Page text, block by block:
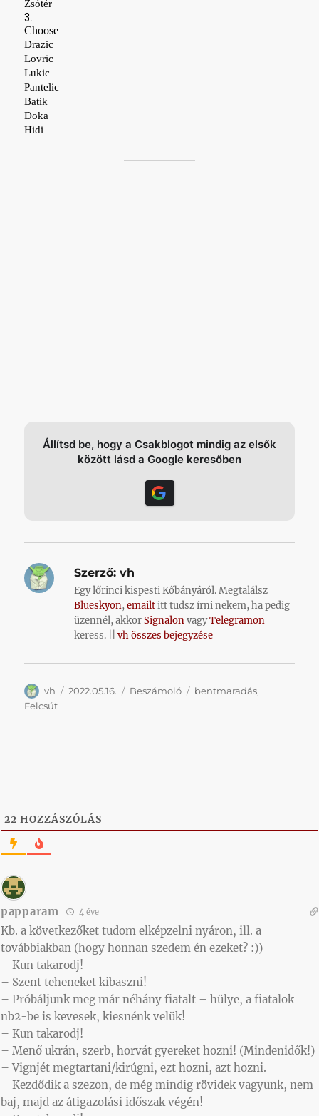
Állítsd be, hogy a Csakblogot mindig az elsők
között lásd a Google keresőben
Szerző: vh
Egy lőrinci kispesti Kőbányáról. Megtalálsz
Blueskyon,emailtitt tudsz írni nekem, ha pedig
üzennél, akkorSignalonvagyTelegramon
keress. ||vh összes bejegyzése
Szerző
vh Közzétéve
2022.05.16. Kategória
Beszámoló Címke
bentmaradás,
Felcsút
22 HOZZÁSZÓLÁS
papparam 4 éve
Kb. a következőket tudom elképzelni nyáron, ill. a
továbbiakban (hogy honnan szedem én ezeket? :))
– Kun takarodj!
– Szent teheneket kibaszni!
– Próbáljunk meg már néhány fiatalt – hülye, a fiatalok
nb2-be is kevesek, kiesnénk velük!
– Kun takarodj!
– Menő ukrán, szerb, horvát gyereket hozni! (Mindenidők!)
– Vignjét megtartani/kirúgni, ezt hozni, azt hozni.
– Kezdődik a szezon, de még mindig rövidek vagyunk, nem
baj, majd az átigazolási időszak végén!